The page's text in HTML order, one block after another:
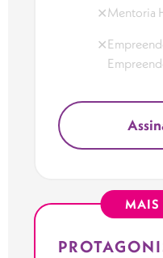
✕Mentoria
✕
MAIS